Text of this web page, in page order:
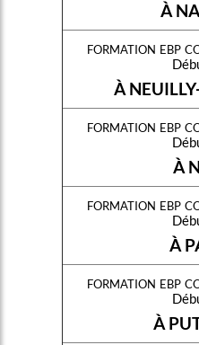
À
formation ebp
À
formation ebp
À
formation ebp
À
formation ebp
À